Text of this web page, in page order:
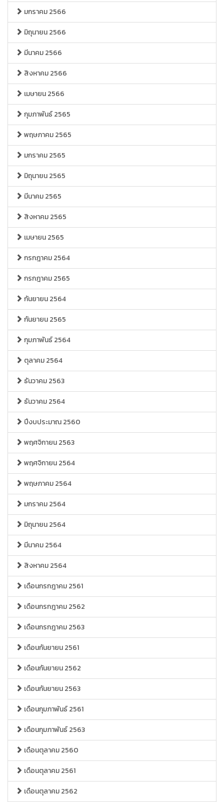
มกราคม 2566
มิถุนายน 2566
มีนาคม 2566
สิงหาคม 2566
เมษายน 2566
กุมภาพันธ์ 2565
พฤษภาคม 2565
มกราคม 2565
มิถุนายน 2565
มีนาคม 2565
สิงหาคม 2565
เมษายน 2565
กรกฎาคม 2564
กรกฎาคม 2565
กันยายน 2564
กันยายน 2565
กุมภาพันธ์ 2564
ตุลาคม 2564
ธันวาคม 2563
ธันวาคม 2564
ปีงบประมาณ 2560
พฤศจิกายน 2563
พฤศจิกายน 2564
พฤษภาคม 2564
มกราคม 2564
มิถุนายน 2564
มีนาคม 2564
สิงหาคม 2564
เดือนกรกฎาคม 2561
เดือนกรกฎาคม 2562
เดือนกรกฎาคม 2563
เดือนกันยายน 2561
เดือนกันยายน 2562
เดือนกันยายน 2563
เดือนกุมภาพันธ์ 2561
เดือนกุมภาพันธ์ 2563
เดือนตุลาคม 2560
เดือนตุลาคม 2561
เดือนตุลาคม 2562